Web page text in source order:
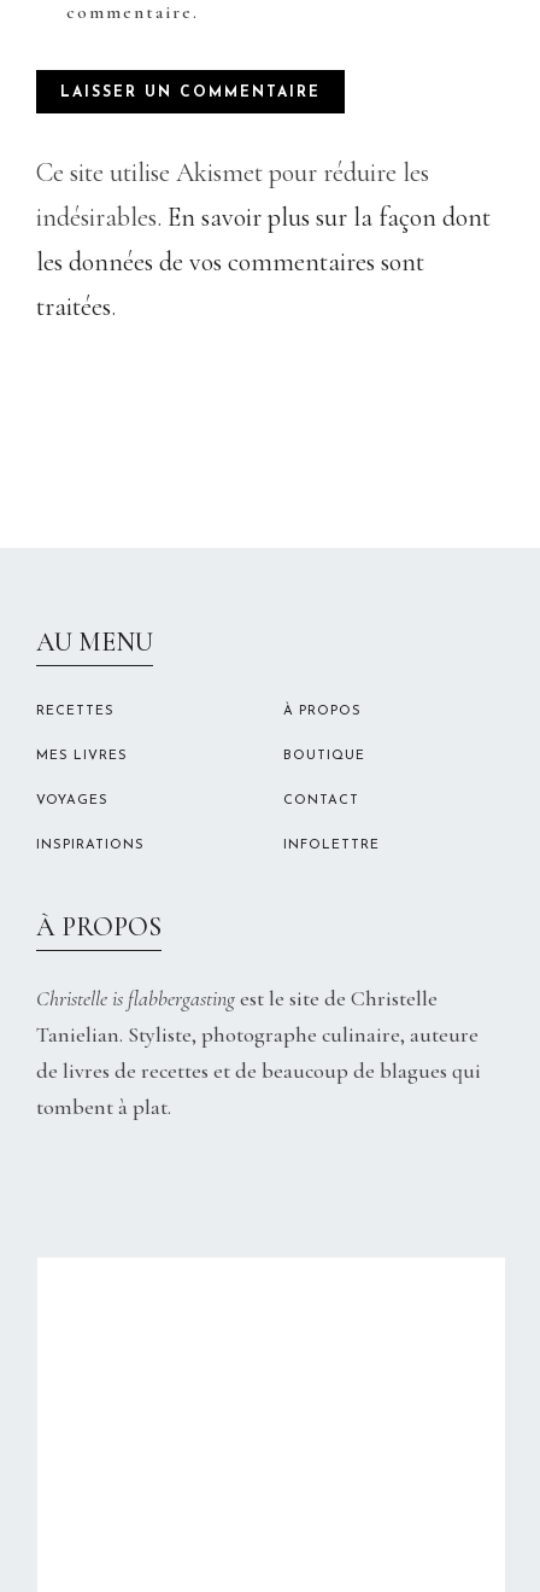
commentaire.
Ce site utilise Akismet pour réduire les
indésirables. En savoir plus sur la façon dont
les données de vos commentaires sont
traitées.
AU MENU
RECETTES
MES LIVRES
VOYAGES
INSPIRATIONS
À PROPOS
BOUTIQUE
CONTACT
INFOLETTRE
À PROPOS
Christelle is flabbergastingest le site de Christelle
Tanielian. Styliste, photographe culinaire, auteure
de livres de recettes et de beaucoup de blagues qui
tombent à plat.